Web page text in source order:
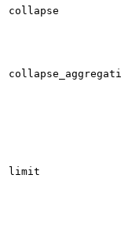
collapse
limit